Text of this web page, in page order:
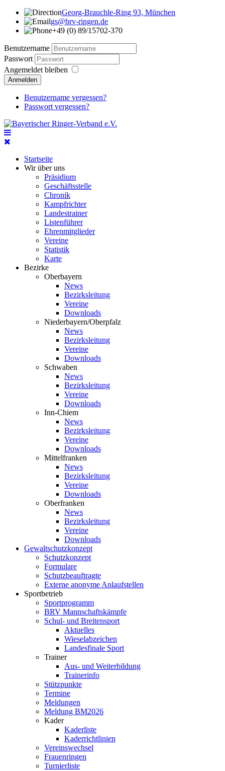
Georg-Brauchle-Ring 93, München
gs@brv-ringen.de
+49 (0) 89/15702-370
Benutzername
Passwort
Angemeldet bleiben
Anmelden
Benutzername vergessen?
Passwort vergessen?
Startseite
Wir über uns
Präsidium
Geschäftsstelle
Chronik
Kampfrichter
Landestrainer
Listenführer
Ehrenmitglieder
Vereine
Statistik
Karte
Bezirke
Oberbayern
News
Bezirksleitung
Vereine
Downloads
Niederbayern/Oberpfalz
News
Bezirksleitung
Vereine
Downloads
Schwaben
News
Bezirksleitung
Vereine
Downloads
Inn-Chiem
News
Bezirksleitung
Vereine
Downloads
Mittelfranken
News
Bezirksleitung
Vereine
Downloads
Oberfranken
News
Bezirksleitung
Vereine
Downloads
Gewaltschutzkonzept
Schutzkonzept
Formulare
Schutzbeauftragte
Externe anonyme Anlaufstellen
Sportbetrieb
Sportprogramm
BRV Mannschaftskämpfe
Schul- und Breitensport
Aktuelles
Wieselabzeichen
Landesfinale Sport
Trainer
Aus- und Weiterbildung
Trainerinfo
Stützpunkte
Termine
Meldungen
Meldung BM2026
Kader
Kaderliste
Kaderrichtlinien
Vereinswechsel
Frauenringen
Turnierliste